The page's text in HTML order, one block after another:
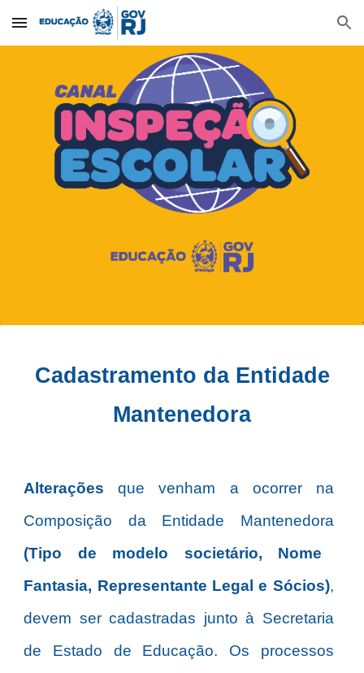
Skip to main content Skip to navigation
Cadastramento da Entidade
Mantenedora
Alterações que venham a ocorrer na
Composição da Entidade Mantenedora
(Tipo de modelo societário, Nome
Fantasia, Representante Legal e Sócios),
devem ser cadastradas junto à Secretaria
de Estado de Educação. Os processos